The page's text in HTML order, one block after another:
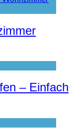
– Einfach